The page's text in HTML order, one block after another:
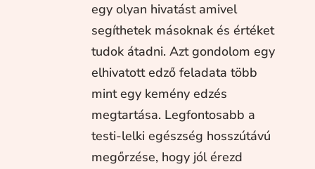
egy olyan hivatást amivel
segíthetek másoknak és értéket
tudok átadni. Azt gondolom egy
elhivatott edző feladata több
mint egy kemény edzés
megtartása. Legfontosabb a
testi-lelki egészség hosszútávú
megőrzése, hogy jól érezd